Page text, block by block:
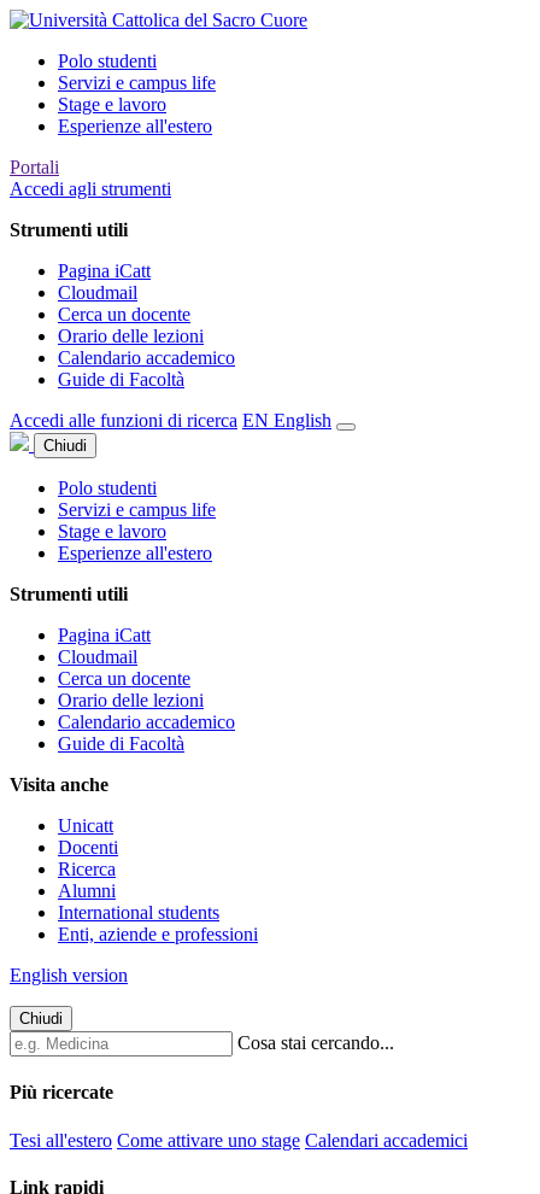
Polo studenti
Servizi e campus life
Stage e lavoro
Esperienze all'estero
Portali
Accedi agli strumenti
Strumenti utili
Pagina iCatt
Cloudmail
Cerca un docente
Orario delle lezioni
Calendario accademico
Guide di Facoltà
Accedi alle funzioni di ricerca EN English
Chiudi
Polo studenti
Servizi e campus life
Stage e lavoro
Esperienze all'estero
Strumenti utili
Pagina iCatt
Cloudmail
Cerca un docente
Orario delle lezioni
Calendario accademico
Guide di Facoltà
Visita anche
Unicatt
Docenti
Ricerca
Alumni
International students
Enti, aziende e professioni
English version
Chiudi
Cosa stai cercando...
Più ricercate
Tesi all'estero Come attivare uno stage Calendari accademici
Link rapidi